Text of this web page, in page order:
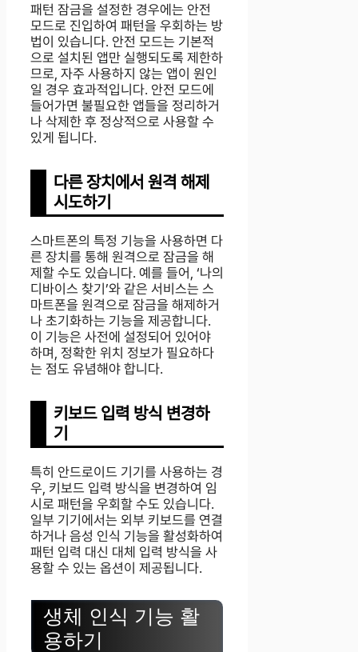
패턴 잠금을 설정한 경우에는 안전
모드로 진입하여 패턴을 우회하는 방
법이 있습니다. 안전 모드는 기본적
으로 설치된 앱만 실행되도록 제한하
므로, 자주 사용하지 않는 앱이 원인
일 경우 효과적입니다. 안전 모드에
들어가면 불필요한 앱들을 정리하거
나 삭제한 후 정상적으로 사용할 수
있게 됩니다.
다른 장치에서 원격 해제
시도하기
스마트폰의 특정 기능을 사용하면 다
른 장치를 통해 원격으로 잠금을 해
제할 수도 있습니다. 예를 들어, ‘나의
디바이스 찾기’와 같은 서비스는 스
마트폰을 원격으로 잠금을 해제하거
나 초기화하는 기능을 제공합니다.
이 기능은 사전에 설정되어 있어야
하며, 정확한 위치 정보가 필요하다
는 점도 유념해야 합니다.
키보드 입력 방식 변경하
기
특히 안드로이드 기기를 사용하는 경
우, 키보드 입력 방식을 변경하여 임
시로 패턴을 우회할 수도 있습니다.
일부 기기에서는 외부 키보드를 연결
하거나 음성 인식 기능을 활성화하여
패턴 입력 대신 대체 입력 방식을 사
용할 수 있는 옵션이 제공됩니다.
생체 인식 기능 활
용하기